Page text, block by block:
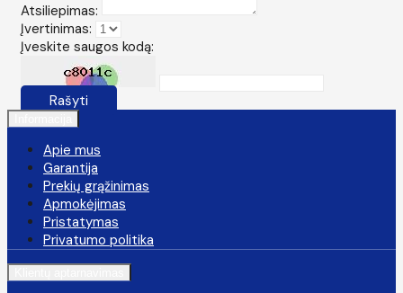
Atsiliepimas:
Įvertinimas:
Įveskite saugos kodą:
Rašyti
Apie mus
Garantija
Prekių grąžinimas
Apmokėjimas
Pristatymas
Privatumo politika